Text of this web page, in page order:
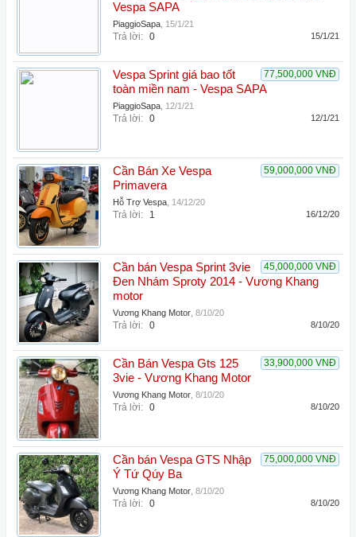
Vespa SAPA
PiaggioSapa 15/1/21
Trả lời: 0 15/1/21
77,500,000 VNĐ
Vespa Sprint giá bao tốt
toàn miền nam - Vespa SAPA
PiaggioSapa 12/1/21
Trả lời: 0 12/1/21
59,000,000 VNĐ
Cần Bán Xe Vespa
Primavera
Hỗ Trợ Vespa 14/12/20
Trả lời: 1 16/12/20
45,000,000 VNĐ
Cần bán Vespa Sprint 3vie
Đen Nhám Sproty 2014 - Vương Khang
motor
Vương Khang Motor 8/10/20
Trả lời: 0 8/10/20
33,900,000 VNĐ
Cần Bán Vespa Gts 125
3vie - Vương Khang Motor
Vương Khang Motor 8/10/20
Trả lời: 0 8/10/20
75,000,000 VNĐ
Cần bán Vespa GTS Nhập
Ý Tứ Qúy Ba
Vương Khang Motor 8/10/20
Trả lời: 0 8/10/20